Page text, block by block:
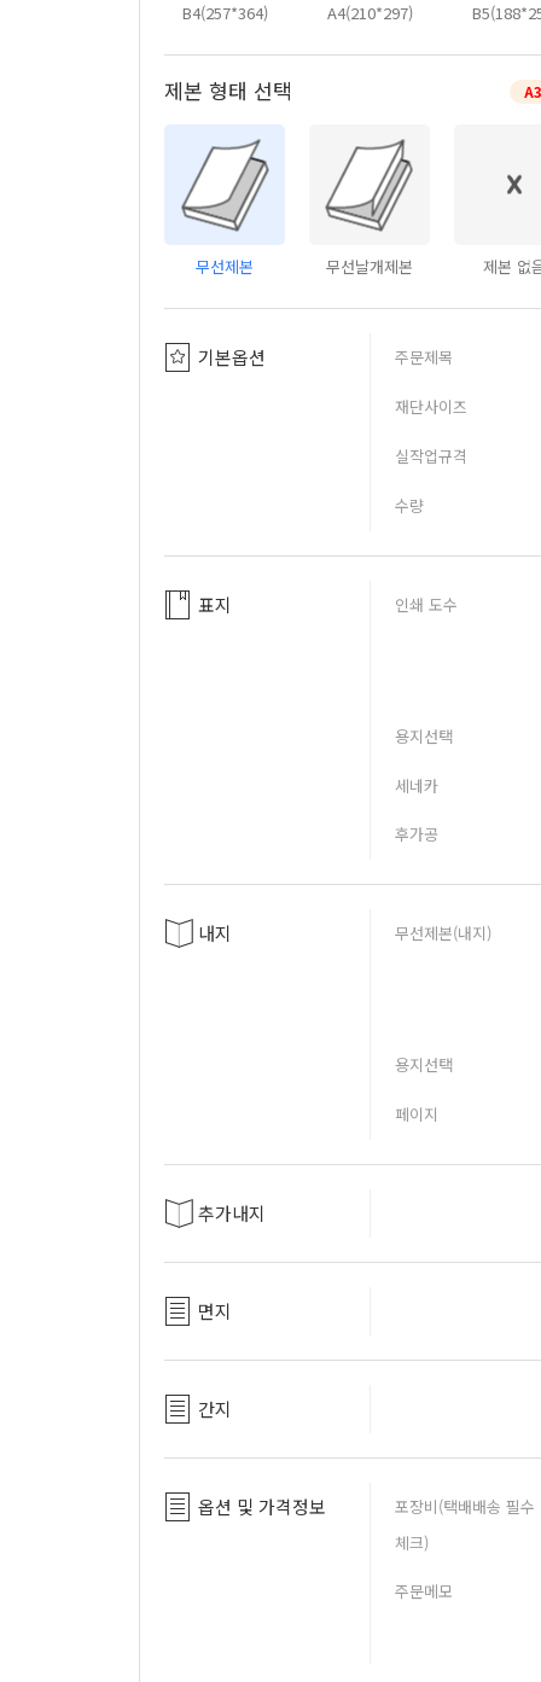
B4(257*364) A4(210*297)
제본 형태 선택
무선제본 무선날개제본 제본 없
기본옵션 주문제목
재단사이즈
실작업규격
수량
표지 인쇄 도수
용지선택
세네카
후가공
내지 무선제본(내지)
용지선택
페이지
추가내지
면지
간지
옵션 및 가격정보
포장비(택배배송 필수
체크)
주문메모